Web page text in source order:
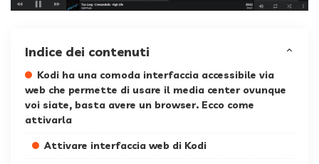
Indice dei contenuti
Kodi ha una comoda interfaccia accessibile via
web che permette di usare il media center ovunque
voi siate, basta avere un browser. Ecco come
attivarla
Attivare interfaccia web di Kodi